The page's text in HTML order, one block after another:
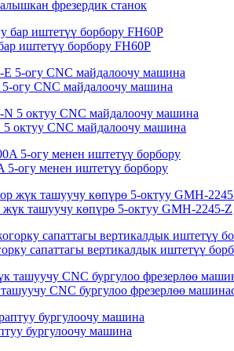
фрезердик станок
иштетүү борбору FH60P
огу CNC майдалоочу машина
октуу CNC майдалоочу машина
5-огу менен иштетүү борбору
ташуучу көпүрө 5-октуу GMH-2245-Z
сапаттагы вертикалдык иштетүү
CNC бургулоо фрезерлөө
бургулоочу машина